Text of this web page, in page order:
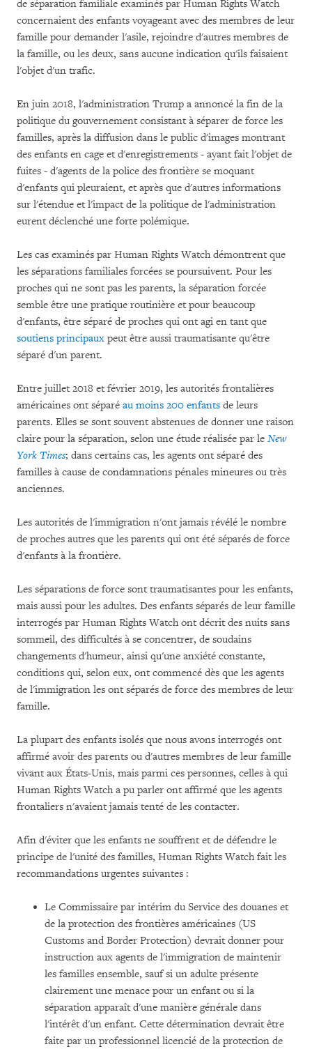
de séparation familiale examinés par Human Rights Watch
concernaient des enfants voyageant avec des membres de leur
famille pour demander l'asile, rejoindre d'autres membres de
la famille, ou les deux, sans aucune indication qu'ils faisaient
l'objet d'un trafic.
En juin 2018, l'administration Trump a annoncé la fin de la
politique du gouvernement consistant à séparer de force les
familles, après la diffusion dans le public d'images montrant
des enfants en cage et d'enregistrements - ayant fait l'objet de
fuites - d'agents de la police des frontière se moquant
d'enfants qui pleuraient, et après que d'autres informations
sur l'étendue et l'impact de la politique de l'administration
eurent déclenché une forte polémique.
Les cas examinés par Human Rights Watch démontrent que
les séparations familiales forcées se poursuivent. Pour les
proches qui ne sont pas les parents, la séparation forcée
semble être une pratique routinière et pour beaucoup
d'enfants, être séparé de proches qui ont agi en tant que
soutiens principaux peut être aussi traumatisante qu'être
séparé d'un parent.
Entre juillet 2018 et février 2019, les autorités frontalières
américaines ont séparé au moins 200 enfants de leurs
parents. Elles se sont souvent abstenues de donner une raison
claire pour la séparation, selon une étude réalisée par le New
York Times; dans certains cas, les agents ont séparé des
familles à cause de condamnations pénales mineures ou très
anciennes.
Les autorités de l'immigration n'ont jamais révélé le nombre
de proches autres que les parents qui ont été séparés de force
d'enfants à la frontière.
Les séparations de force sont traumatisantes pour les enfants,
mais aussi pour les adultes. Des enfants séparés de leur famille
interrogés par Human Rights Watch ont décrit des nuits sans
sommeil, des difficultés à se concentrer, de soudains
changements d'humeur, ainsi qu'une anxiété constante,
conditions qui, selon eux, ont commencé dès que les agents
de l'immigration les ont séparés de force des membres de leur
famille.
La plupart des enfants isolés que nous avons interrogés ont
affirmé avoir des parents ou d'autres membres de leur famille
vivant aux États-Unis, mais parmi ces personnes, celles à qui
Human Rights Watch a pu parler ont affirmé que les agents
frontaliers n'avaient jamais tenté de les contacter.
Afin d'éviter que les enfants ne souffrent et de défendre le
principe de l'unité des familles, Human Rights Watch fait les
recommandations urgentes suivantes :
Le Commissaire par intérim du Service des douanes et
de la protection des frontières américaines (US
Customs and Border Protection) devrait donner pour
instruction aux agents de l'immigration de maintenir
les familles ensemble, sauf si un adulte présente
clairement une menace pour un enfant ou si la
séparation apparaît d'une manière générale dans
l'intérêt d'un enfant. Cette détermination devrait être
faite par un professionnel licencié de la protection de